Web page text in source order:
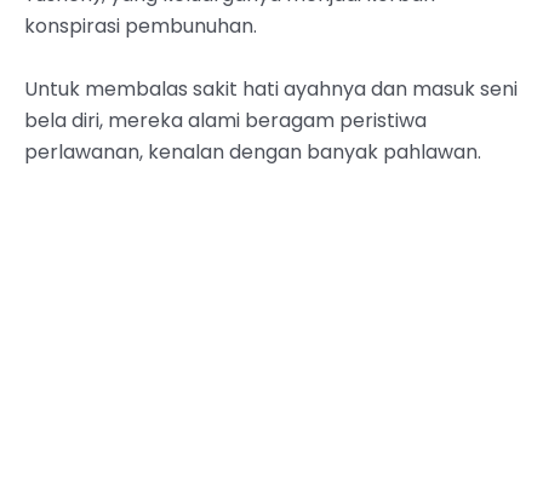
konspirasi pembunuhan.
Untuk membalas sakit hati ayahnya dan masuk seni
bela diri, mereka alami beragam peristiwa
perlawanan, kenalan dengan banyak pahlawan.